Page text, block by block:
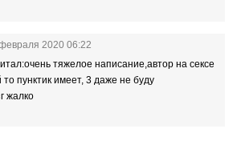
2020 06:22
тяжелое написание,автор на сексе
пунктик имеет, 3 даже не буду
жалко